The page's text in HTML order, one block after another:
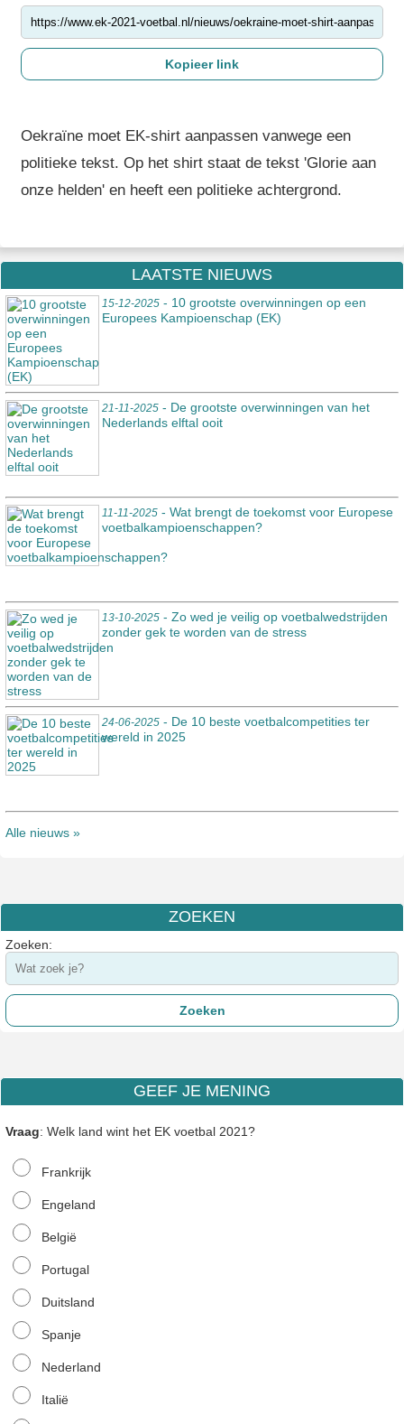
Oekraïne moet EK-shirt aanpassen vanwege een
politieke tekst. Op het shirt staat de tekst 'Glorie aan
onze helden' en heeft een politieke achtergrond.
LAATSTE NIEUWS
15-12-2025 - 10 grootste overwinningen op een
Europees Kampioenschap (EK)
21-11-2025 - De grootste overwinningen van het
Nederlands elftal ooit
11-11-2025 - Wat brengt de toekomst voor Europese
voetbalkampioenschappen?
13-10-2025 - Zo wed je veilig op voetbalwedstrijden
zonder gek te worden van de stress
24-06-2025 - De 10 beste voetbalcompetities ter
wereld in 2025
Alle nieuws »
ZOEKEN
Zoeken:
GEEF JE MENING
Vraag: Welk land wint het EK voetbal 2021?
Frankrijk
Engeland
België
Portugal
Duitsland
Spanje
Nederland
Italië